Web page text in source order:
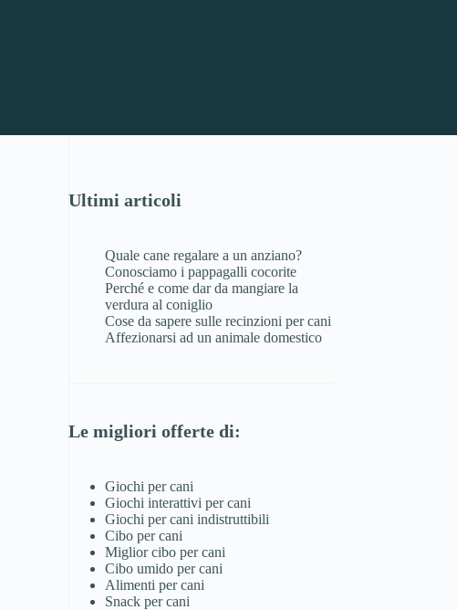
Ultimi articoli
Quale cane regalare a un anziano?
Conosciamo i pappagalli cocorite
Perché e come dar da mangiare la
verdura al coniglio
Cose da sapere sulle recinzioni per cani
Affezionarsi ad un animale domestico
Le migliori offerte di:
Giochi per cani
Giochi interattivi per cani
Giochi per cani indistruttibili
Cibo per cani
Miglior cibo per cani
Cibo umido per cani
Alimenti per cani
Snack per cani